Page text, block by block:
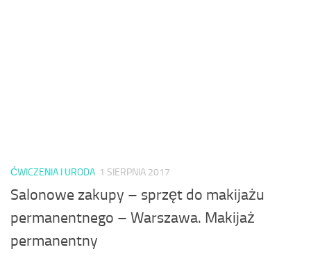
ĆWICZENIA I URODA 1 SIERPNIA 2017
Salonowe zakupy – sprzęt do makijażu
permanentnego – Warszawa. Makijaż
permanentny